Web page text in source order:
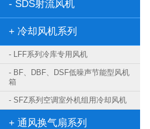
- SDS射流风机
+ 冷却风机系列
- LFF系列冷库专用风机
- BF、DBF、DSF低噪声节能型风机
箱
- SFZ系列空调室外机组用冷却风机
+ 通风换气扇系列